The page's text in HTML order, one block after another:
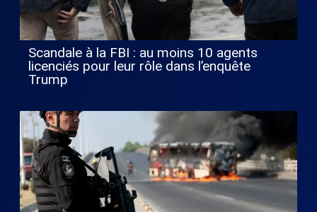
Scandale à la FBI : au moins 10 agents
licenciés pour leur rôle dans l’enquête
Trump